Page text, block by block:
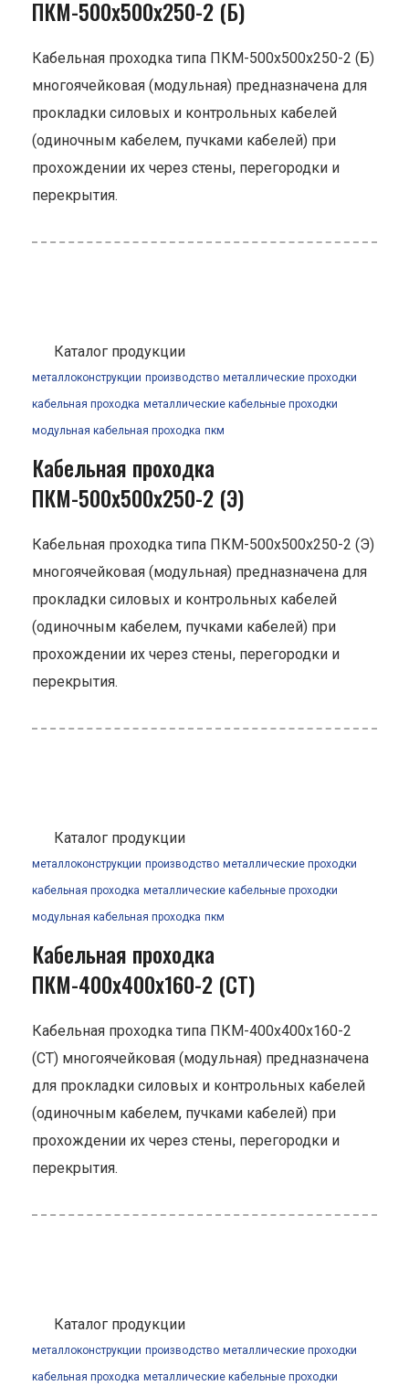
ПКМ-500х500х250-2 (Б)
Кабельная проходка типа ПКМ-500х500х250-2 (Б)
многоячейковая (модульная) предназначена для
прокладки силовых и контрольных кабелей
(одиночным кабелем, пучками кабелей) при
прохождении их через стены, перегородки и
перекрытия.
Каталог продукции
металлоконструкции производство металлические проходки
кабельная проходка металлические кабельные проходки
модульная кабельная проходка пкм
Кабельная проходка
ПКМ-500х500х250-2 (Э)
Кабельная проходка типа ПКМ-500х500х250-2 (Э)
многоячейковая (модульная) предназначена для
прокладки силовых и контрольных кабелей
(одиночным кабелем, пучками кабелей) при
прохождении их через стены, перегородки и
перекрытия.
Каталог продукции
металлоконструкции производство металлические проходки
кабельная проходка металлические кабельные проходки
модульная кабельная проходка пкм
Кабельная проходка
ПКМ-400х400х160-2 (СТ)
Кабельная проходка типа ПКМ-400х400х160-2
(СТ) многоячейковая (модульная) предназначена
для прокладки силовых и контрольных кабелей
(одиночным кабелем, пучками кабелей) при
прохождении их через стены, перегородки и
перекрытия.
Каталог продукции
металлоконструкции производство металлические проходки
кабельная проходка металлические кабельные проходки